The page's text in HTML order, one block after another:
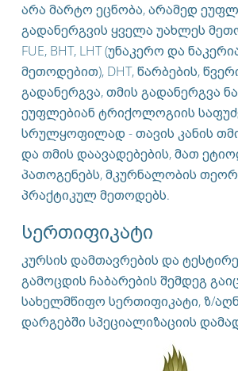
არა მარტო ეცნობა, არამედ
გადანერგვის ყველა უახლეს
FUE, BHT, LHT (უნაკერო და
მეთოდებით), DHT, წარბების,
გადანერგვა, თმის გადანერგვა
ეუფლებიან ტრიქოლოგიის
სრულყოფილად - თავის კანის
და თმის დაავადებების, მათ
პათოგენებს, მკურნალობის
პრაქტიკულ მეთოდებს.
სერთიფიკატი
კურსის დამთავრების და
გამოცდის ჩაბარების შემდეგ
სახელმწიფო სერთიფიკატი, ზ/
დარგებში სპეციალიზაციის